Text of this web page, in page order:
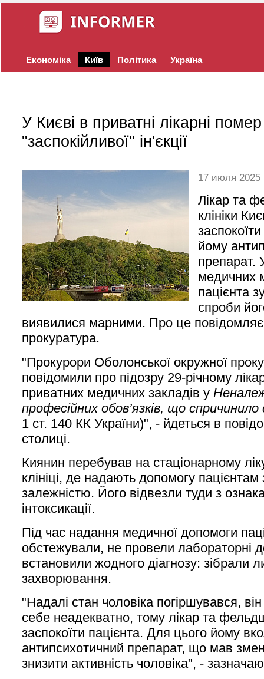
Економіка Київ Політика Україна
У Києві в приватні лікарні
"заспокійливої" ін'єкції
17 июля 2025
Лікар та
клініки
йому
препарат.
медичних
пацієнта
спроби
виявилися марними. Про це повідомляє
прокуратура.
"Прокурори Оболонської окружної
повідомили про підозру 29-річному
приватних медичних закладів у
професійних обов’язків, що
1 ст. 140 КК України)", - йдеться в
столиці.
Киянин перебував на стаціонарному
клініці, де надають допомогу
залежністю. Його відвезли туди з
інтоксикації.
Під час надання медичної допомоги
обстежували, не провели лабораторні
встановили жодного діагнозу: зібрали
захворювання.
"Надалі стан чоловіка погіршувався,
себе неадекватно, тому лікар та
заспокоїти пацієнта. Для цього йому
антипсихотичний препарат, що мав
знизити активність чоловіка", -